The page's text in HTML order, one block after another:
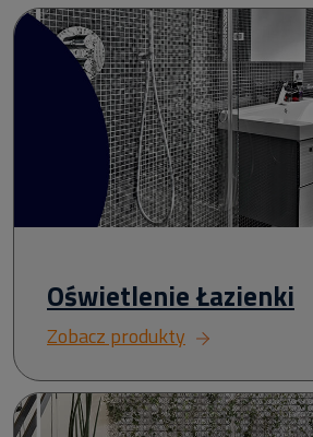
Oświetlenie Łazienki
Zobacz produkty